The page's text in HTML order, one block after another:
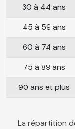
30 à 44 ans
45 à 59 ans
60 à 74 ans
75 à 89 ans
90 ans et plus
La répartition